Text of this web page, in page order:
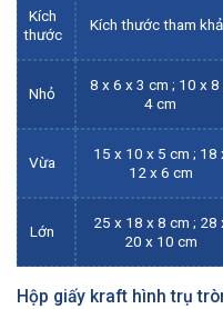
Kích
thước
Kích thước tham
Nhỏ
8 x 6 x 3 cm ; 10 x 8
4 cm
Vừa
15 x 10 x 5 cm ; 18
12 x 6 cm
Lớn
25 x 18 x 8 cm ; 28
20 x 10 cm
Hộp giấy kraft hình trụ